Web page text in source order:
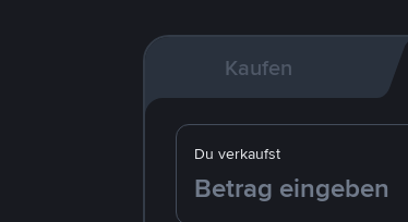
Kaufen
Du verkaufst